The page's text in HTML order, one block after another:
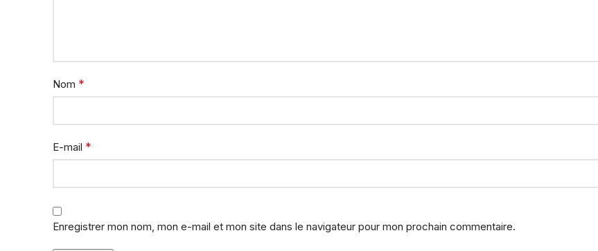
Nom *
E-mail *
Enregistrer mon nom, mon e-mail et mon site dans le navigateur pour mon prochain commentaire.